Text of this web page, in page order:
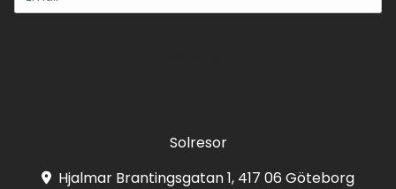
Solresor
Hjalmar Brantingsgatan 1, 417 06 Göteborg